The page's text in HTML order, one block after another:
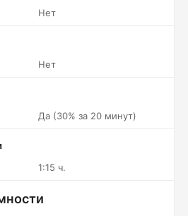
Нет
Нет
Да (30% за 20 минут)
1:15 ч.